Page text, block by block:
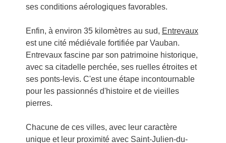
ses conditions aérologiques favorables.
Enfin, à environ 35 kilomètres au sud, Entrevaux
est une cité médiévale fortifiée par Vauban.
Entrevaux fascine par son patrimoine historique,
avec sa citadelle perchée, ses ruelles étroites et
ses ponts-levis. C'est une étape incontournable
pour les passionnés d'histoire et de vieilles
pierres.
Chacune de ces villes, avec leur caractère
unique et leur proximité avec Saint-Julien-du-